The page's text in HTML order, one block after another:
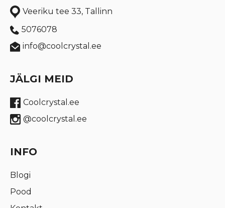
Veeriku tee 33, Tallinn
5076078
info@coolcrystal.ee
JÄLGI MEID
Coolcrystal.ee
@coolcrystal.ee
INFO
Blogi
Pood